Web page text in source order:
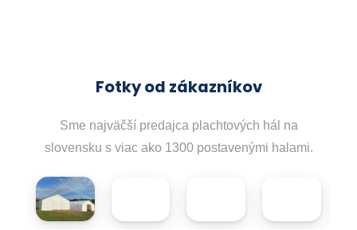
Fotky od zákazníkov
Sme najväčší predajca plachtových hál na
slovensku s viac ako 1300 postavenými halami.